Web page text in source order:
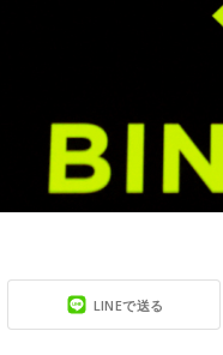
LINEで送る